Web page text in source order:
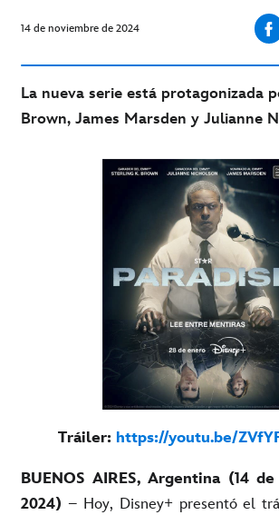
14 de noviembre de 2024
La nueva serie está protagonizada
Brown, James Marsden y Julianne
Tráiler: https://youtu.be/
BUENOS AIRES, Argentina (14
2024) – Hoy, Disney+ presentó el